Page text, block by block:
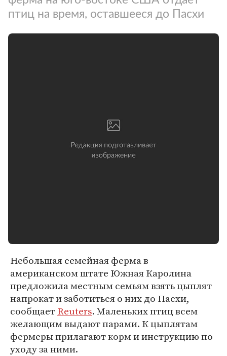
птиц на время, оставшееся до Пасхи
Небольшая семейная ферма в
американском штате Южная Каролина
предложила местным семьям взять цыплят
напрокат и заботиться о них до Пасхи,
сообщаетReuters. Маленьких птиц всем
желающим выдают парами. К цыплятам
фермеры прилагают корм и инструкцию по
уходу за ними.